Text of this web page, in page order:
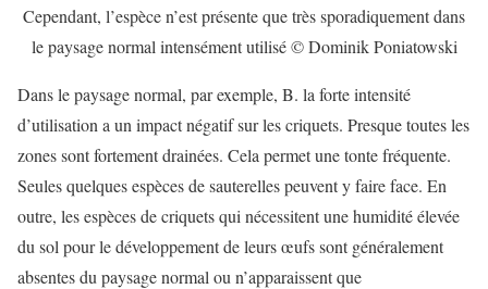
Cependant, l’espèce n’est présente que très sporadiquement dans
le paysage normal intensément utilisé © Dominik Poniatowski
Dans le paysage normal, par exemple, B. la forte intensité
d’utilisation a un impact négatif sur les criquets. Presque toutes les
zones sont fortement drainées. Cela permet une tonte fréquente.
Seules quelques espèces de sauterelles peuvent y faire face. En
outre, les espèces de criquets qui nécessitent une humidité élevée
du sol pour le développement de leurs œufs sont généralement
absentes du paysage normal ou n’apparaissent que